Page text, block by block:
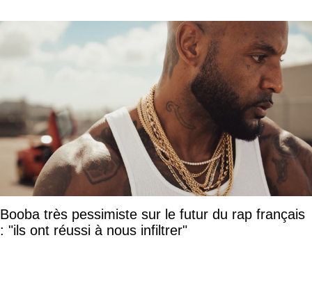
Booba très pessimiste sur le futur du rap français
: "ils ont réussi à nous infiltrer"